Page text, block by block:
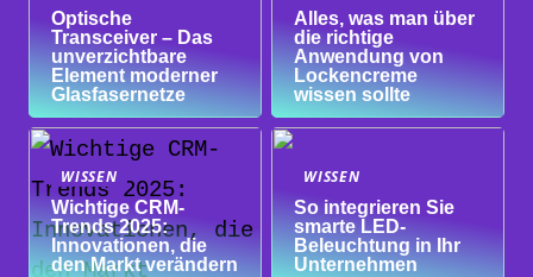
Optische
Transceiver – Das
unverzichtbare
Element moderner
Glasfasernetze
Alles, was man über
die richtige
Anwendung von
Lockencreme
wissen sollte
WISSEN
Wichtige CRM-
Trends 2025:
Innovationen, die
den Markt verändern
WISSEN
So integrieren Sie
smarte LED-
Beleuchtung in Ihr
Unternehmen